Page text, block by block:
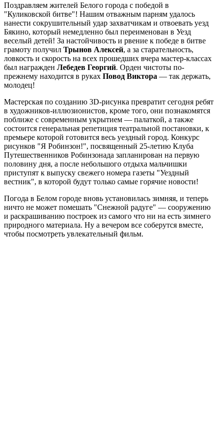
Поздравляем жителей Белого города с победой в
"Куликовской битве"! Нашим отважным парням удалось
нанести сокрушительный удар захватчикам и отвоевать уезд
Бякино, который немедленно был переименован в Уезд
веселый детей! За настойчивость и рвение к победе в битве
грамоту получил Трынов Алексей, а за старательность,
ловкость и скорость на всех прошедших вчера мастер-классах
был награжден Лебедев Георгий. Орден чистоты по-
прежнему находится в руках Повод Виктора — так держать,
молодец!
Мастерская по созданию 3D-рисунка превратит сегодня ребят
в художников-иллюзионистов, кроме того, они познакомятся
поближе с современным укрытием — палаткой, а также
состоится генеральная репетиция театральной постановки, к
премьере которой готовится весь уездный город. Конкурс
рисунков "Я Робинзон!", посвященный 25-летию Клуба
Путешественников Робинзонада запланирован на первую
половину дня, а после небольшого отдыха мальчишки
приступят к выпуску свежего номера газеты "Уездный
вестник", в которой будут только самые горячие новости!
Погода в Белом городе вновь установилась зимняя, и теперь
ничто не может помешать "Снежной радуге" — сооружению
и раскрашиванию построек из самого что ни на есть зимнего
природного материала. Ну а вечером все соберутся вместе,
чтобы посмотреть увлекательный фильм.